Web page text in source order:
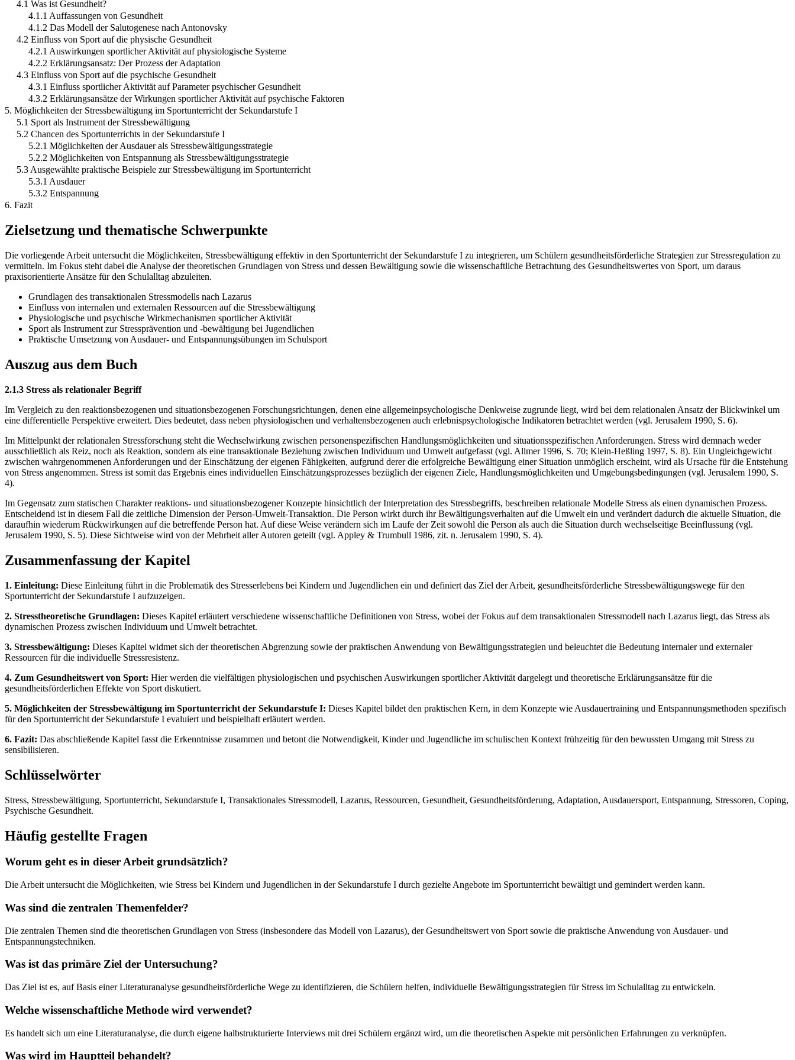
4.1 Was ist Gesundheit?
4.1.1 Auffassungen von Gesundheit
4.1.2 Das Modell der Salutogenese nach Antonovsky
4.2 Einfluss von Sport auf die physische Gesundheit
4.2.1 Auswirkungen sportlicher Aktivität auf physiologische Systeme
4.2.2 Erklärungsansatz: Der Prozess der Adaptation
4.3 Einfluss von Sport auf die psychische Gesundheit
4.3.1 Einfluss sportlicher Aktivität auf Parameter psychischer Gesundheit
4.3.2 Erklärungsansätze der Wirkungen sportlicher Aktivität auf psychische Faktoren
5. Möglichkeiten der Stressbewältigung im Sportunterricht der Sekundarstufe I
5.1 Sport als Instrument der Stressbewältigung
5.2 Chancen des Sportunterrichts in der Sekundarstufe I
5.2.1 Möglichkeiten der Ausdauer als Stressbewältigungsstrategie
5.2.2 Möglichkeiten von Entspannung als Stressbewältigungsstrategie
5.3 Ausgewählte praktische Beispiele zur Stressbewältigung im Sportunterricht
5.3.1 Ausdauer
5.3.2 Entspannung
6. Fazit
Zielsetzung und thematische Schwerpunkte
Die vorliegende Arbeit untersucht die Möglichkeiten, Stressbewältigung effektiv in den Sportunterricht der Sekundarstufe I zu integrieren, um Schülern gesundheitsförderliche Strategien zur Stressregulation zu
vermitteln. Im Fokus steht dabei die Analyse der theoretischen Grundlagen von Stress und dessen Bewältigung sowie die wissenschaftliche Betrachtung des Gesundheitswertes von Sport, um daraus
praxisorientierte Ansätze für den Schulalltag abzuleiten.
Grundlagen des transaktionalen Stressmodells nach Lazarus
Einfluss von internalen und externalen Ressourcen auf die Stressbewältigung
Physiologische und psychische Wirkmechanismen sportlicher Aktivität
Sport als Instrument zur Stressprävention und -bewältigung bei Jugendlichen
Praktische Umsetzung von Ausdauer- und Entspannungsübungen im Schulsport
Auszug aus dem Buch
2.1.3 Stress als relationaler Begriff
Im Vergleich zu den reaktionsbezogenen und situationsbezogenen Forschungsrichtungen, denen eine allgemeinpsychologische Denkweise zugrunde liegt, wird bei dem relationalen Ansatz der Blickwinkel um
eine differentielle Perspektive erweitert. Dies bedeutet, dass neben physiologischen und verhaltensbezogenen auch erlebnispsychologische Indikatoren betrachtet werden (vgl. Jerusalem 1990, S. 6).
Im Mittelpunkt der relationalen Stressforschung steht die Wechselwirkung zwischen personenspezifischen Handlungsmöglichkeiten und situationsspezifischen Anforderungen. Stress wird demnach weder
ausschließlich als Reiz, noch als Reaktion, sondern als eine transaktionale Beziehung zwischen Individuum und Umwelt aufgefasst (vgl. Allmer 1996, S. 70; Klein-Heßling 1997, S. 8). Ein Ungleichgewicht
zwischen wahrgenommenen Anforderungen und der Einschätzung der eigenen Fähigkeiten, aufgrund derer die erfolgreiche Bewältigung einer Situation unmöglich erscheint, wird als Ursache für die Entstehung
von Stress angenommen. Stress ist somit das Ergebnis eines individuellen Einschätzungsprozesses bezüglich der eigenen Ziele, Handlungsmöglichkeiten und Umgebungsbedingungen (vgl. Jerusalem 1990, S.
4).
Im Gegensatz zum statischen Charakter reaktions- und situationsbezogener Konzepte hinsichtlich der Interpretation des Stressbegriffs, beschreiben relationale Modelle Stress als einen dynamischen Prozess.
Entscheidend ist in diesem Fall die zeitliche Dimension der Person-Umwelt-Transaktion. Die Person wirkt durch ihr Bewältigungsverhalten auf die Umwelt ein und verändert dadurch die aktuelle Situation, die
daraufhin wiederum Rückwirkungen auf die betreffende Person hat. Auf diese Weise verändern sich im Laufe der Zeit sowohl die Person als auch die Situation durch wechselseitige Beeinflussung (vgl.
Jerusalem 1990, S. 5). Diese Sichtweise wird von der Mehrheit aller Autoren geteilt (vgl. Appley & Trumbull 1986, zit. n. Jerusalem 1990, S. 4).
Zusammenfassung der Kapitel
1. Einleitung: Diese Einleitung führt in die Problematik des Stresserlebens bei Kindern und Jugendlichen ein und definiert das Ziel der Arbeit, gesundheitsförderliche Stressbewältigungswege für den
Sportunterricht der Sekundarstufe I aufzuzeigen.
2. Stresstheoretische Grundlagen: Dieses Kapitel erläutert verschiedene wissenschaftliche Definitionen von Stress, wobei der Fokus auf dem transaktionalen Stressmodell nach Lazarus liegt, das Stress als
dynamischen Prozess zwischen Individuum und Umwelt betrachtet.
3. Stressbewältigung: Dieses Kapitel widmet sich der theoretischen Abgrenzung sowie der praktischen Anwendung von Bewältigungsstrategien und beleuchtet die Bedeutung internaler und externaler
Ressourcen für die individuelle Stressresistenz.
4. Zum Gesundheitswert von Sport: Hier werden die vielfältigen physiologischen und psychischen Auswirkungen sportlicher Aktivität dargelegt und theoretische Erklärungsansätze für die
gesundheitsförderlichen Effekte von Sport diskutiert.
5. Möglichkeiten der Stressbewältigung im Sportunterricht der Sekundarstufe I: Dieses Kapitel bildet den praktischen Kern, in dem Konzepte wie Ausdauertraining und Entspannungsmethoden spezifisch
für den Sportunterricht der Sekundarstufe I evaluiert und beispielhaft erläutert werden.
6. Fazit: Das abschließende Kapitel fasst die Erkenntnisse zusammen und betont die Notwendigkeit, Kinder und Jugendliche im schulischen Kontext frühzeitig für den bewussten Umgang mit Stress zu
sensibilisieren.
Schlüsselwörter
Stress, Stressbewältigung, Sportunterricht, Sekundarstufe I, Transaktionales Stressmodell, Lazarus, Ressourcen, Gesundheit, Gesundheitsförderung, Adaptation, Ausdauersport, Entspannung, Stressoren, Coping,
Psychische Gesundheit.
Häufig gestellte Fragen
Worum geht es in dieser Arbeit grundsätzlich?
Die Arbeit untersucht die Möglichkeiten, wie Stress bei Kindern und Jugendlichen in der Sekundarstufe I durch gezielte Angebote im Sportunterricht bewältigt und gemindert werden kann.
Was sind die zentralen Themenfelder?
Die zentralen Themen sind die theoretischen Grundlagen von Stress (insbesondere das Modell von Lazarus), der Gesundheitswert von Sport sowie die praktische Anwendung von Ausdauer- und
Entspannungstechniken.
Was ist das primäre Ziel der Untersuchung?
Das Ziel ist es, auf Basis einer Literaturanalyse gesundheitsförderliche Wege zu identifizieren, die Schülern helfen, individuelle Bewältigungsstrategien für Stress im Schulalltag zu entwickeln.
Welche wissenschaftliche Methode wird verwendet?
Es handelt sich um eine Literaturanalyse, die durch eigene halbstrukturierte Interviews mit drei Schülern ergänzt wird, um die theoretischen Aspekte mit persönlichen Erfahrungen zu verknüpfen.
Was wird im Hauptteil behandelt?